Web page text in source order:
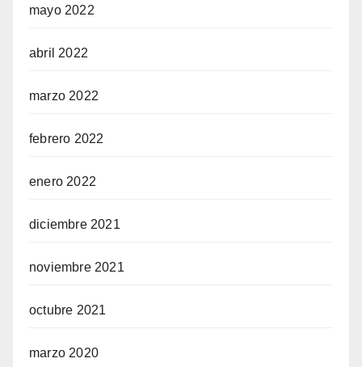
mayo 2022
abril 2022
marzo 2022
febrero 2022
enero 2022
diciembre 2021
noviembre 2021
octubre 2021
marzo 2020